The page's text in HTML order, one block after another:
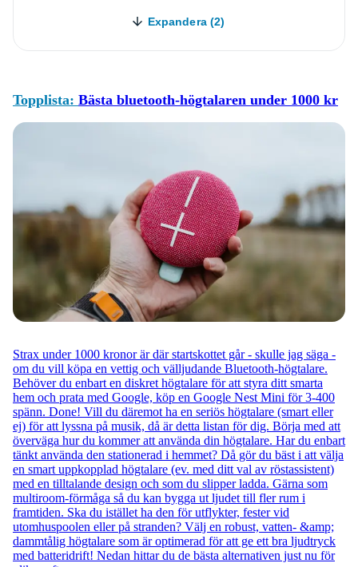
Expandera (2)
Topplista: Bästa bluetooth-högtalaren under 1000 kr
Strax under 1000 kronor är där startskottet går - skulle jag säga -
om du vill köpa en vettig och välljudande Bluetooth-högtalare.
Behöver du enbart en diskret högtalare för att styra ditt smarta
hem och prata med Google, köp en Google Nest Mini för 3-400
spänn. Done! Vill du däremot ha en seriös högtalare (smart eller
ej) för att lyssna på musik, då är detta listan för dig. Börja med att
överväga hur du kommer att använda din högtalare. Har du enbart
tänkt använda den stationerad i hemmet? Då gör du bäst i att välja
en smart uppkopplad högtalare (ev. med ditt val av röstassistent)
med en tilltalande design och som du slipper ladda. Gärna som
multiroom-förmåga så du kan bygga ut ljudet till fler rum i
framtiden. Ska du istället ha den för utflykter, fester vid
utomhuspoolen eller på stranden? Välj en robust, vatten- &amp;
dammtålig högtalare som är optimerad för att ge ett bra ljudtryck
med batteridrift! Nedan hittar du de bästa alternativen just nu för